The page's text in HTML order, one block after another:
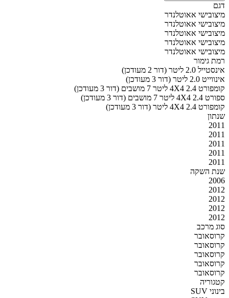
דגם
מיצובישי אאוטלנדר
מיצובישי אאוטלנדר
מיצובישי אאוטלנדר
מיצובישי אאוטלנדר
מיצובישי אאוטלנדר
רמת גימור
אינסטייל 2.0 ליטר (דור 2 מעודכן)
אינווייט 2.0 ליטר (דור 3 מעודכן)
קומפורט 4X4 2.4 ליטר 7 מושבים (דור 3 מעודכן)
ספורט 4X4 2.4 ליטר 7 מושבים (דור 3 מעודכן)
קומפורט 4X4 2.4 ליטר (דור 3 מעודכן)
שנתון
2011
2011
2011
2011
2011
שנת השקה
2006
2012
2012
2012
2012
סוג מרכב
קרוסאובר
קרוסאובר
קרוסאובר
קרוסאובר
קרוסאובר
קטגוריה
SUV בינוני